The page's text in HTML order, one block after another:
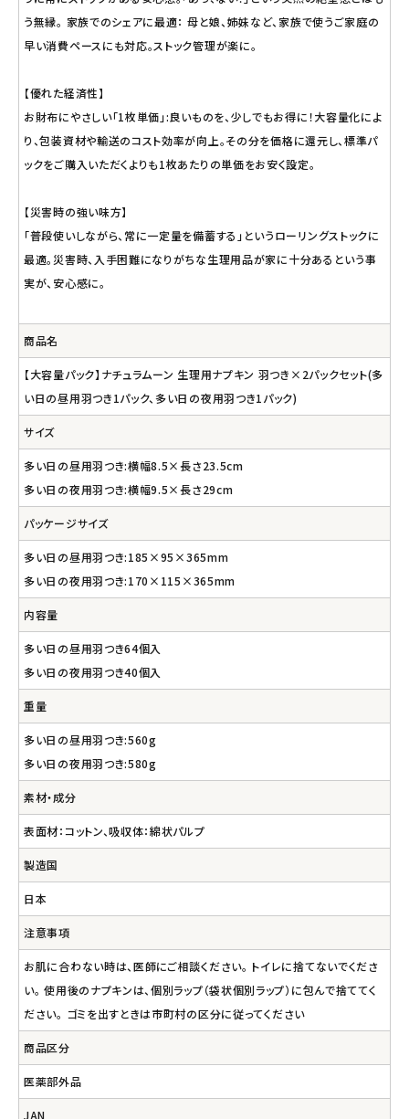
う無縁。 家族でのシェアに最適： 母と娘、姉妹など、家族で使うご家庭の
早い消費ペースにも対応。ストック管理が楽に。
【優れた経済性】
お財布にやさしい「1枚単価」:良いものを、少しでもお得に！大容量化によ
り、包装資材や輸送のコスト効率が向上。その分を価格に還元し、標準パ
ックをご購入いただくよりも1枚あたりの単価をお安く設定。
【災害時の強い味方】
「普段使いしながら、常に一定量を備蓄する」というローリングストックに
最適。災害時、入手困難になりがちな生理用品が家に十分あるという事
実が、安心感に。
商品名
【大容量パック】ナチュラムーン 生理用ナプキン 羽つき×2パックセット(多
い日の昼用羽つき1パック、多い日の夜用羽つき1パック)
サイズ
多い日の昼用羽つき:横幅8.5×長さ23.5cm
多い日の夜用羽つき:横幅9.5×長さ29cm
パッケージサイズ
多い日の昼用羽つき:185×95×365mm
多い日の夜用羽つき:170×115×365mm
内容量
多い日の昼用羽つき64個入
多い日の夜用羽つき40個入
重量
多い日の昼用羽つき:560g
多い日の夜用羽つき:580g
素材・成分
表面材：コットン、吸収体：綿状パルプ
製造国
日本
注意事項
お肌に合わない時は、医師にご相談ください。 トイレに捨てないでくださ
い。 使用後のナプキンは、個別ラップ（袋状個別ラップ）に包んで捨ててく
ださい。 ゴミを出すときは市町村の区分に従ってください
商品区分
医薬部外品
JAN